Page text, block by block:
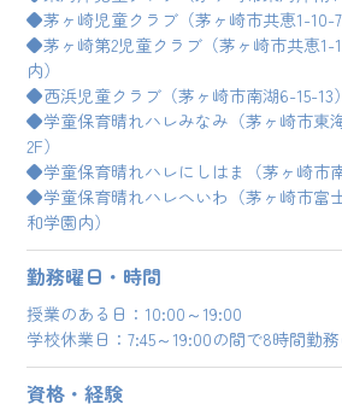
◆茅ヶ崎児童クラブ（茅ヶ崎市共恵1-10-
◆茅ヶ崎第2児童クラブ（茅ヶ崎市共恵
内）
◆西浜児童クラブ（茅ヶ崎市南湖6-15-13）
◆学童保育晴れハレみなみ（茅ヶ崎市
2F）
◆学童保育晴れハレにしはま（茅ヶ崎市南
◆学童保育晴れハレへいわ（茅ヶ崎市富
和学園内）
勤務曜日・時間
授業のある日：10:00～19:00
学校休業日：7:45～19:00の間で8時間勤
資格・経験